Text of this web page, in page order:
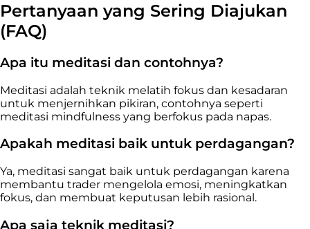
Pertanyaan yang Sering Diajukan
(FAQ)
Apa itu meditasi dan contohnya?
Meditasi adalah teknik melatih fokus dan kesadaran
untuk menjernihkan pikiran, contohnya seperti
meditasi mindfulness yang berfokus pada napas.
Apakah meditasi baik untuk perdagangan?
Ya, meditasi sangat baik untuk perdagangan karena
membantu trader mengelola emosi, meningkatkan
fokus, dan membuat keputusan lebih rasional.
Apa saja teknik meditasi?